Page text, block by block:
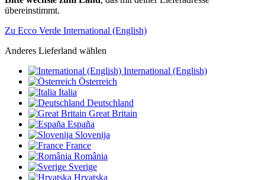
übereinstimmt.
Zu Ecco Verde International (English)
Anderes Lieferland wählen
International (English)
Österreich
Italia
Deutschland
Great Britain
España
Slovenija
France
România
Sverige
Hrvatska